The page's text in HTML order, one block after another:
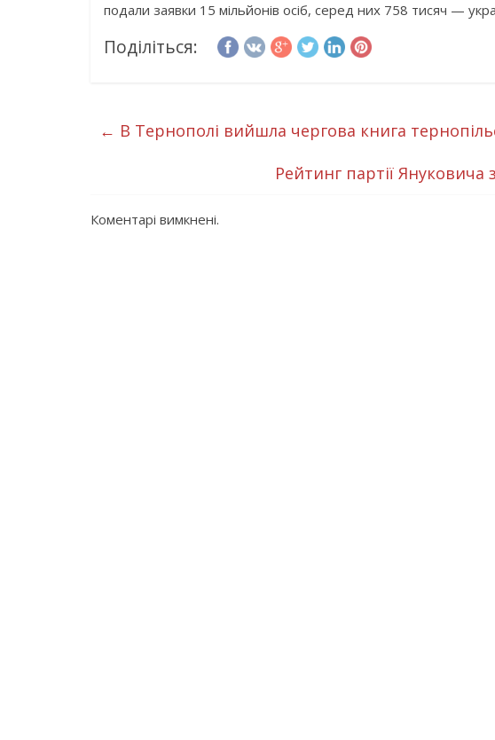
подали заявки 15 мільйонів осіб, серед них 758 тисяч —
Поділіться:
← В Тернополі вийшла чергова книга
Рейтинг партії Януковича
Коментарі вимкнені.